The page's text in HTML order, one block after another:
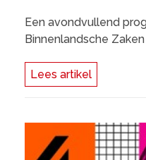
Een avondvullend
Binnenlandsche Zaken
Lees artikel